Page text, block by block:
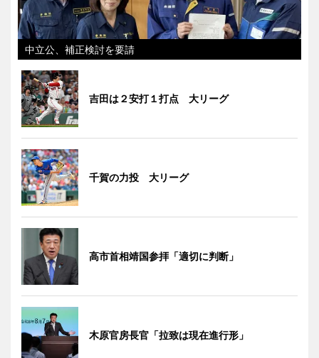
中立公、補正検討を要請
吉田は２安打１打点 大リーグ
千賀の力投 大リーグ
高市首相靖国参拝「適切に判断」
木原官房長官「拉致は現在進行形」